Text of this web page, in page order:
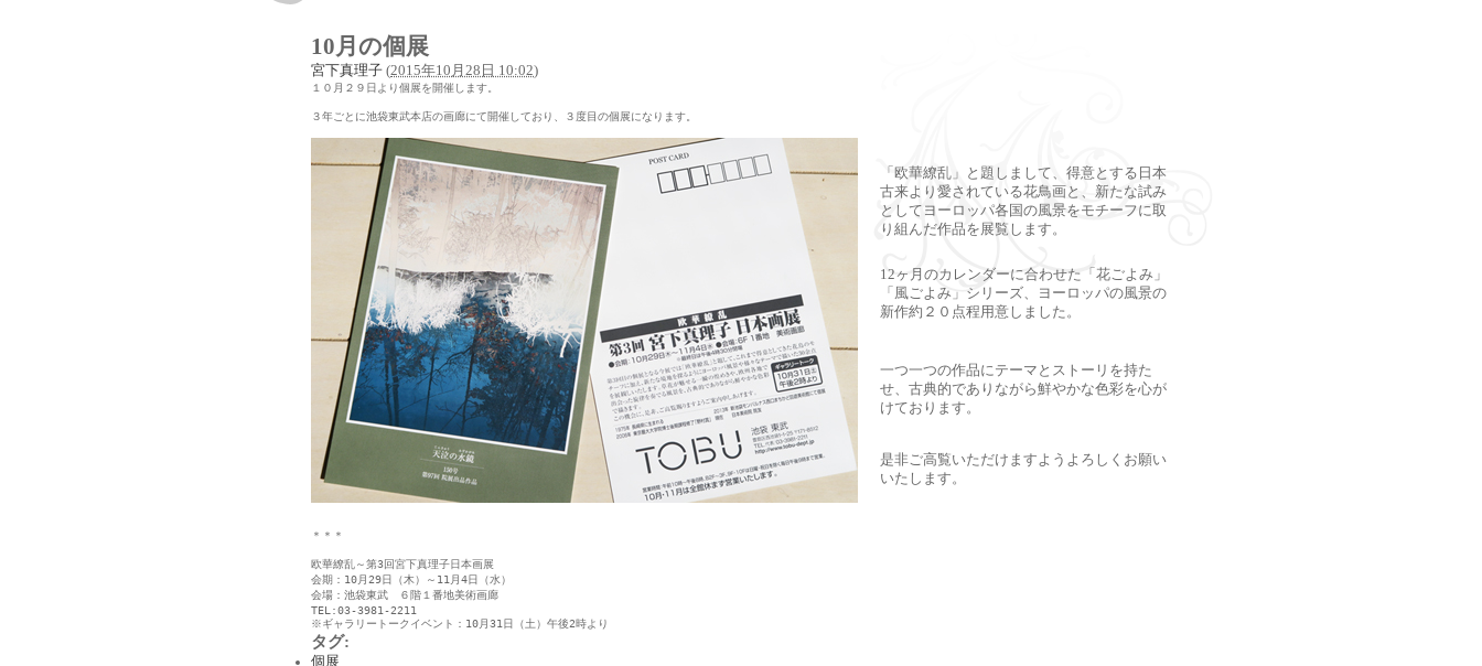
10月の個展
宮下真理子 (2015年10月28日 10:02)
１０月２９日より個展を開催します。
３年ごとに池袋東武本店の画廊にて開催しており、３度目の個展になります。
「欧華繚乱」と題しまして、得意とする日本
古来より愛されている花鳥画と、新たな試み
としてヨーロッパ各国の風景をモチーフに取
り組んだ作品を展覧します。
12ヶ月のカレンダーに合わせた「花ごよみ」
「風ごよみ」シリーズ、ヨーロッパの風景の
新作約２０点程用意しました。
一つ一つの作品にテーマとストーリを持た
せ、古典的でありながら鮮やかな色彩を心が
けております。
是非ご高覧いただけますようよろしくお願い
いたします。
＊＊＊
欧華繚乱～第3回宮下真理子日本画展
会期：10月29日（木）～11月4日（水）
会場：池袋東武　６階１番地美術画廊
TEL:03-3981-2211
※ギャラリートークイベント：10月31日（土）午後2時より
タグ:
個展